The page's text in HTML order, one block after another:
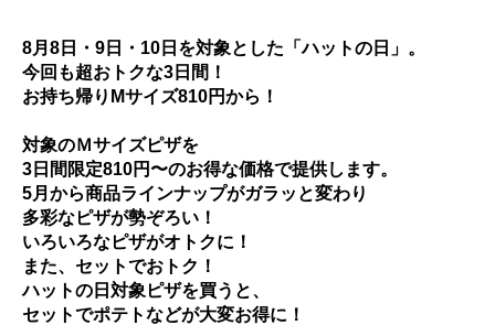
8月8日・9日・10日を対象とした「ハットの日」。
今回も超おトクな3日間！
お持ち帰りMサイズ810円から！
対象のＭサイズピザを
3日間限定810円〜のお得な価格で提供します。
5月から商品ラインナップがガラッと変わり
多彩なピザが勢ぞろい！
いろいろなピザがオトクに！
また、セットでおトク！
ハットの日対象ピザを買うと、
セットでポテトなどが大変お得に！